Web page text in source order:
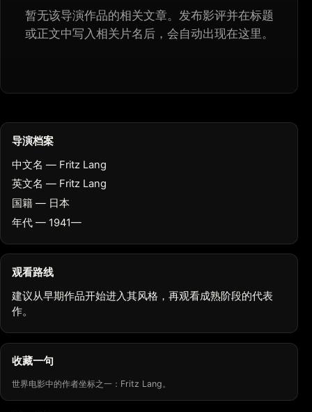
暂无该导演作品的相关文章。发布影评并在标题
或正文中写入相关片名后，会自动出现在这里。
导演档案
中文名 — Fritz Lang
英文名 — Fritz Lang
国籍 — 日本
年代 — 1941—
观看路线
建议从早期作品开始进入其风格，再观看成熟阶段的代表
作。
收藏一句
世界电影中的作者坐标之一：Fritz Lang。